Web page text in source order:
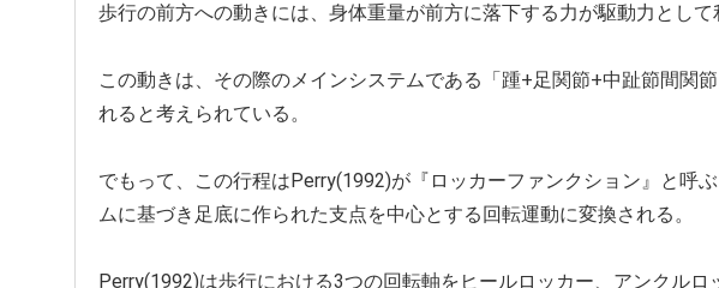
歩行の前方への動きには、身体重量が前方に落下する力が駆動力として
この動きは、その際のメインシステムである「踵+足関節+中趾節間関
れると考えられている。
でもって、この行程はPerry(1992)が『ロッカーファンクション』と呼
ムに基づき足底に作られた支点を中心とする回転運動に変換される。
Perry(1992)は歩行における3つの回転軸をヒールロッカー、アンクルロ